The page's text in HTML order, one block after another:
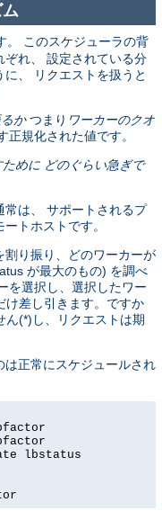
。 このスケジューラの背
れ、 設定されている分
、 リクエストを扱うと
かつまり ワーカーのクオ
規化された値です。
めに どのぐらい急ぎで
は、 サポートされるプ
トホストです。
割り振り、どのワーカーが
が最大のもの) を調べ
を選択し、選択したワー
け差し引きます。ですか
ん(*)し、リクエストは期
正常にスケジュールされ
lbstatus